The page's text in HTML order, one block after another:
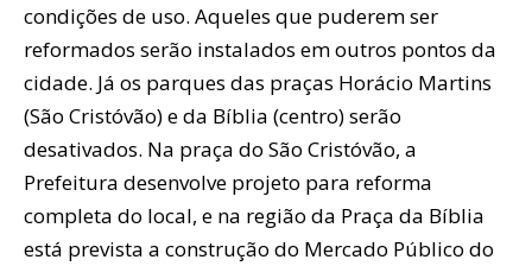
condições de uso. Aqueles que puderem ser
reformados serão instalados em outros pontos da
cidade. Já os parques das praças Horácio Martins
(São Cristóvão) e da Bíblia (centro) serão
desativados. Na praça do São Cristóvão, a
Prefeitura desenvolve projeto para reforma
completa do local, e na região da Praça da Bíblia
está prevista a construção do Mercado Público do